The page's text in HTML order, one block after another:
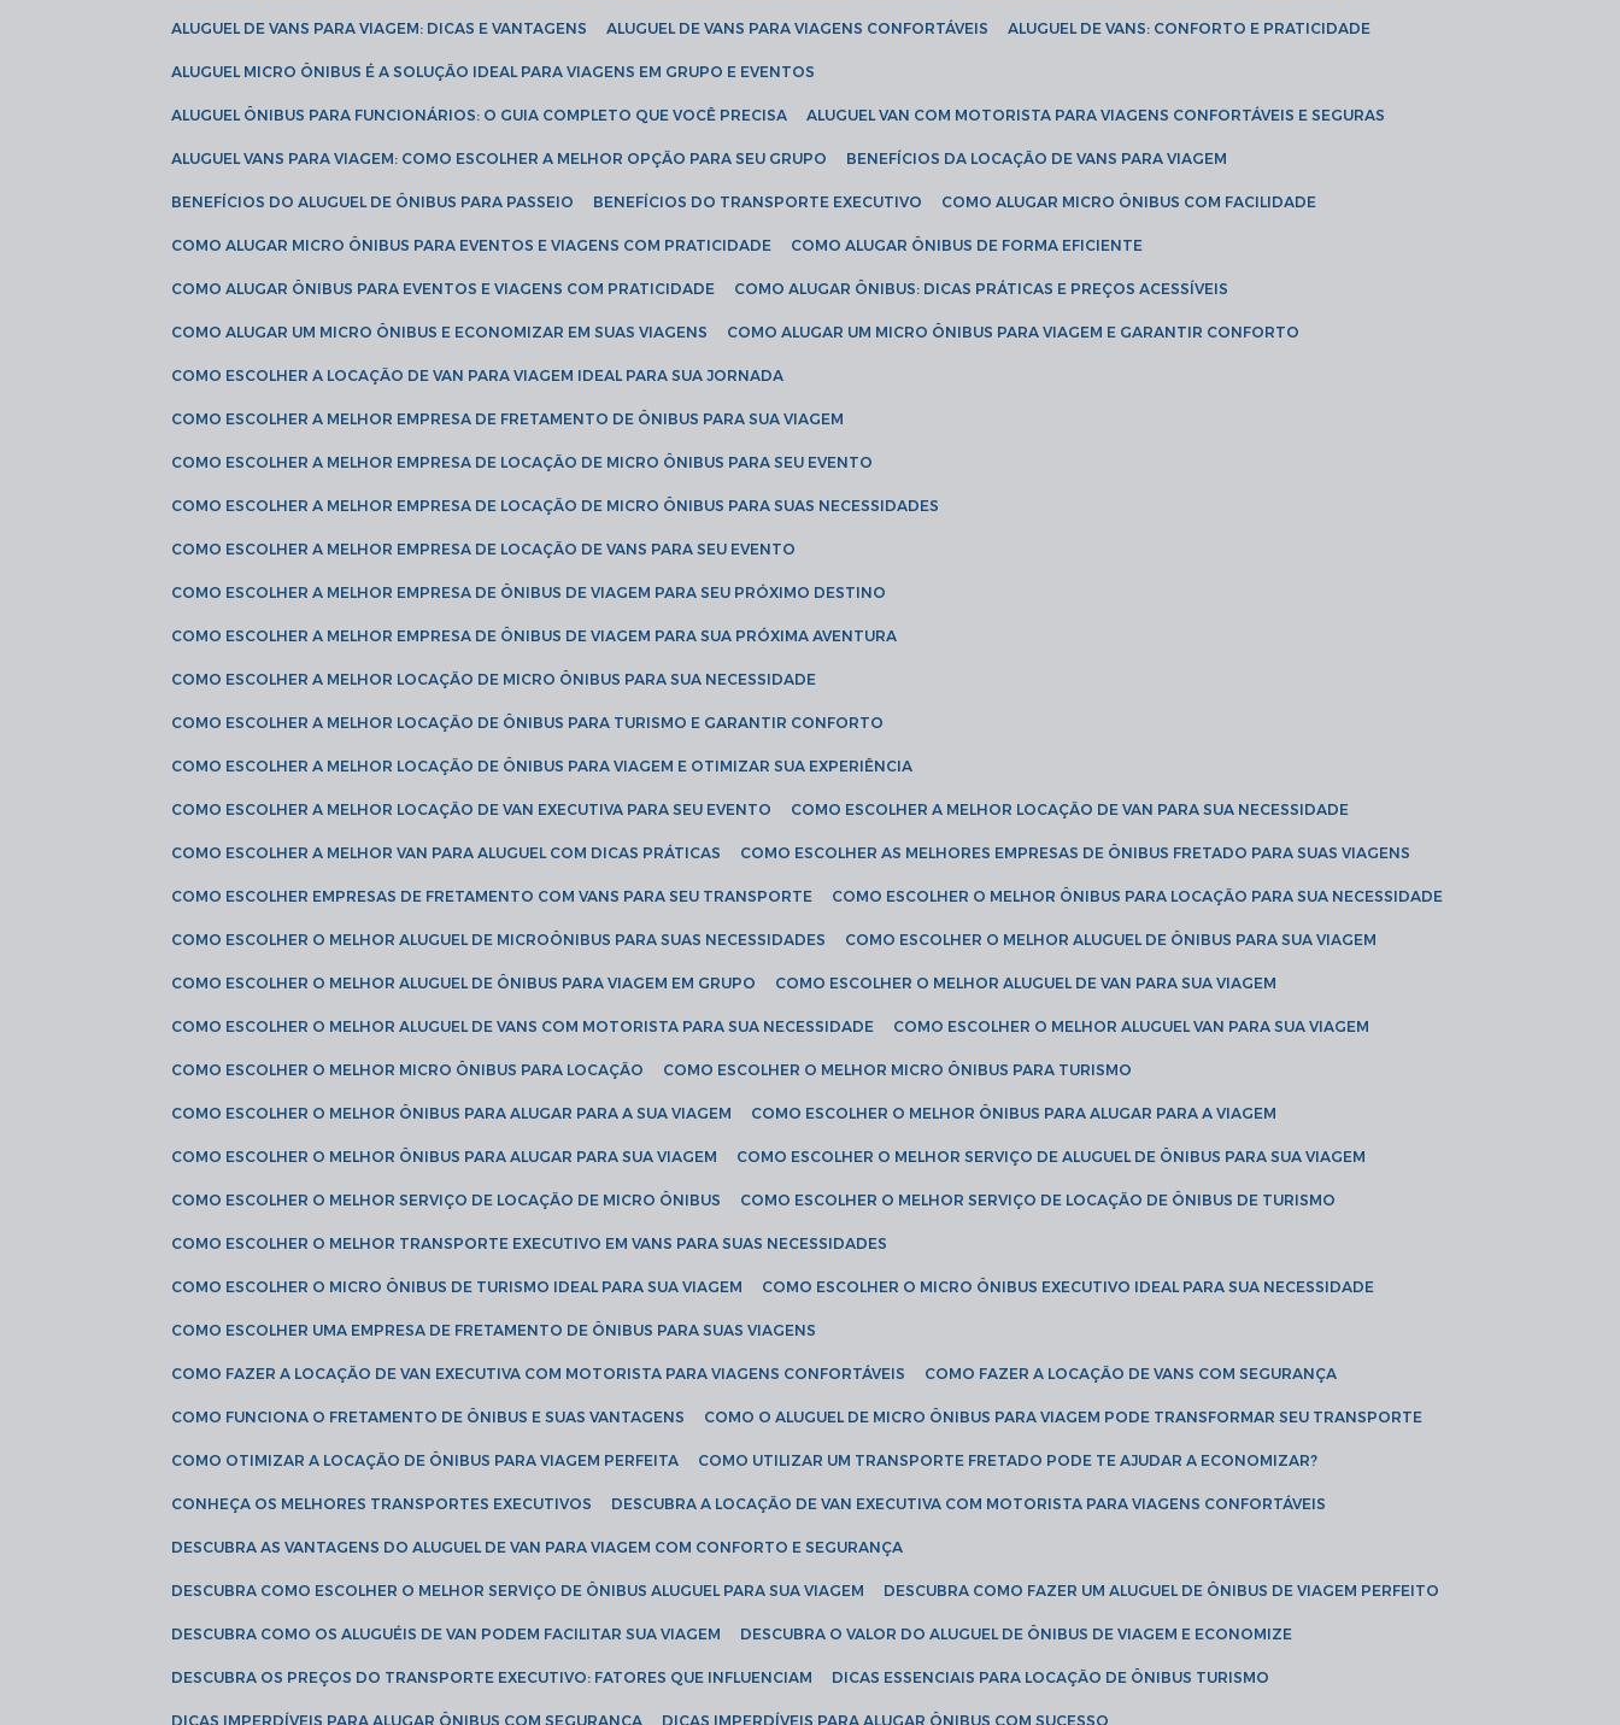
ALUGUEL DE VANS PARA VIAGEM: DICAS E VANTAGENS ALUGUEL DE VANS PARA VIAGENS CONFORTÁVEIS ALUGUEL DE VANS: CONFORTO E PRATICIDADE
ALUGUEL MICRO ÔNIBUS É A SOLUÇÃO IDEAL PARA VIAGENS EM GRUPO E EVENTOS
ALUGUEL ÔNIBUS PARA FUNCIONÁRIOS: O GUIA COMPLETO QUE VOCÊ PRECISA ALUGUEL VAN COM MOTORISTA PARA VIAGENS CONFORTÁVEIS E SEGURAS
ALUGUEL VANS PARA VIAGEM: COMO ESCOLHER A MELHOR OPÇÃO PARA SEU GRUPO BENEFÍCIOS DA LOCAÇÃO DE VANS PARA VIAGEM
BENEFÍCIOS DO ALUGUEL DE ÔNIBUS PARA PASSEIO BENEFÍCIOS DO TRANSPORTE EXECUTIVO COMO ALUGAR MICRO ÔNIBUS COM FACILIDADE
COMO ALUGAR MICRO ÔNIBUS PARA EVENTOS E VIAGENS COM PRATICIDADE COMO ALUGAR ÔNIBUS DE FORMA EFICIENTE
COMO ALUGAR ÔNIBUS PARA EVENTOS E VIAGENS COM PRATICIDADE COMO ALUGAR ÔNIBUS: DICAS PRÁTICAS E PREÇOS ACESSÍVEIS
COMO ALUGAR UM MICRO ÔNIBUS E ECONOMIZAR EM SUAS VIAGENS COMO ALUGAR UM MICRO ÔNIBUS PARA VIAGEM E GARANTIR CONFORTO
COMO ESCOLHER A LOCAÇÃO DE VAN PARA VIAGEM IDEAL PARA SUA JORNADA
COMO ESCOLHER A MELHOR EMPRESA DE FRETAMENTO DE ÔNIBUS PARA SUA VIAGEM
COMO ESCOLHER A MELHOR EMPRESA DE LOCAÇÃO DE MICRO ÔNIBUS PARA SEU EVENTO
COMO ESCOLHER A MELHOR EMPRESA DE LOCAÇÃO DE MICRO ÔNIBUS PARA SUAS NECESSIDADES
COMO ESCOLHER A MELHOR EMPRESA DE LOCAÇÃO DE VANS PARA SEU EVENTO
COMO ESCOLHER A MELHOR EMPRESA DE ÔNIBUS DE VIAGEM PARA SEU PRÓXIMO DESTINO
COMO ESCOLHER A MELHOR EMPRESA DE ÔNIBUS DE VIAGEM PARA SUA PRÓXIMA AVENTURA
COMO ESCOLHER A MELHOR LOCAÇÃO DE MICRO ÔNIBUS PARA SUA NECESSIDADE
COMO ESCOLHER A MELHOR LOCAÇÃO DE ÔNIBUS PARA TURISMO E GARANTIR CONFORTO
COMO ESCOLHER A MELHOR LOCAÇÃO DE ÔNIBUS PARA VIAGEM E OTIMIZAR SUA EXPERIÊNCIA
COMO ESCOLHER A MELHOR LOCAÇÃO DE VAN EXECUTIVA PARA SEU EVENTO COMO ESCOLHER A MELHOR LOCAÇÃO DE VAN PARA SUA NECESSIDADE
COMO ESCOLHER A MELHOR VAN PARA ALUGUEL COM DICAS PRÁTICAS COMO ESCOLHER AS MELHORES EMPRESAS DE ÔNIBUS FRETADO PARA SUAS VIAGENS
COMO ESCOLHER EMPRESAS DE FRETAMENTO COM VANS PARA SEU TRANSPORTE COMO ESCOLHER O MELHOR ÔNIBUS PARA LOCAÇÃO PARA SUA NECESSIDADE
COMO ESCOLHER O MELHOR ALUGUEL DE MICROÔNIBUS PARA SUAS NECESSIDADES COMO ESCOLHER O MELHOR ALUGUEL DE ÔNIBUS PARA SUA VIAGEM
COMO ESCOLHER O MELHOR ALUGUEL DE ÔNIBUS PARA VIAGEM EM GRUPO COMO ESCOLHER O MELHOR ALUGUEL DE VAN PARA SUA VIAGEM
COMO ESCOLHER O MELHOR ALUGUEL DE VANS COM MOTORISTA PARA SUA NECESSIDADE COMO ESCOLHER O MELHOR ALUGUEL VAN PARA SUA VIAGEM
COMO ESCOLHER O MELHOR MICRO ÔNIBUS PARA LOCAÇÃO COMO ESCOLHER O MELHOR MICRO ÔNIBUS PARA TURISMO
COMO ESCOLHER O MELHOR ÔNIBUS PARA ALUGAR PARA A SUA VIAGEM COMO ESCOLHER O MELHOR ÔNIBUS PARA ALUGAR PARA A VIAGEM
COMO ESCOLHER O MELHOR ÔNIBUS PARA ALUGAR PARA SUA VIAGEM COMO ESCOLHER O MELHOR SERVIÇO DE ALUGUEL DE ÔNIBUS PARA SUA VIAGEM
COMO ESCOLHER O MELHOR SERVIÇO DE LOCAÇÃO DE MICRO ÔNIBUS COMO ESCOLHER O MELHOR SERVIÇO DE LOCAÇÃO DE ÔNIBUS DE TURISMO
COMO ESCOLHER O MELHOR TRANSPORTE EXECUTIVO EM VANS PARA SUAS NECESSIDADES
COMO ESCOLHER O MICRO ÔNIBUS DE TURISMO IDEAL PARA SUA VIAGEM COMO ESCOLHER O MICRO ÔNIBUS EXECUTIVO IDEAL PARA SUA NECESSIDADE
COMO ESCOLHER UMA EMPRESA DE FRETAMENTO DE ÔNIBUS PARA SUAS VIAGENS
COMO FAZER A LOCAÇÃO DE VAN EXECUTIVA COM MOTORISTA PARA VIAGENS CONFORTÁVEIS COMO FAZER A LOCAÇÃO DE VANS COM SEGURANÇA
COMO FUNCIONA O FRETAMENTO DE ÔNIBUS E SUAS VANTAGENS COMO O ALUGUEL DE MICRO ÔNIBUS PARA VIAGEM PODE TRANSFORMAR SEU TRANSPORTE
COMO OTIMIZAR A LOCAÇÃO DE ÔNIBUS PARA VIAGEM PERFEITA COMO UTILIZAR UM TRANSPORTE FRETADO PODE TE AJUDAR A ECONOMIZAR?
CONHEÇA OS MELHORES TRANSPORTES EXECUTIVOS DESCUBRA A LOCAÇÃO DE VAN EXECUTIVA COM MOTORISTA PARA VIAGENS CONFORTÁVEIS
DESCUBRA AS VANTAGENS DO ALUGUEL DE VAN PARA VIAGEM COM CONFORTO E SEGURANÇA
DESCUBRA COMO ESCOLHER O MELHOR SERVIÇO DE ÔNIBUS ALUGUEL PARA SUA VIAGEM DESCUBRA COMO FAZER UM ALUGUEL DE ÔNIBUS DE VIAGEM PERFEITO
DESCUBRA COMO OS ALUGUÉIS DE VAN PODEM FACILITAR SUA VIAGEM DESCUBRA O VALOR DO ALUGUEL DE ÔNIBUS DE VIAGEM E ECONOMIZE
DESCUBRA OS PREÇOS DO TRANSPORTE EXECUTIVO: FATORES QUE INFLUENCIAM DICAS ESSENCIAIS PARA LOCAÇÃO DE ÔNIBUS TURISMO
DICAS IMPERDÍVEIS PARA ALUGAR ÔNIBUS COM SEGURANÇA DICAS IMPERDÍVEIS PARA ALUGAR ÔNIBUS COM SUCESSO